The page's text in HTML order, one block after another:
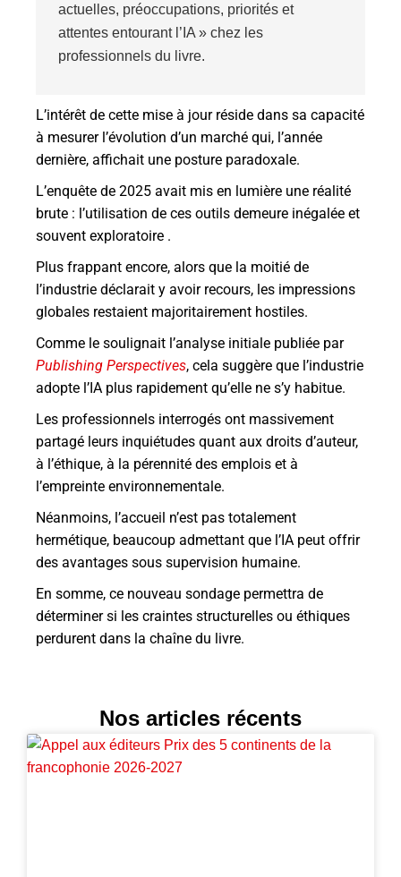
actuelles, préoccupations, priorités et
attentes entourant l’IA » chez les
professionnels du livre.
L’intérêt de cette mise à jour réside dans sa capacité
à mesurer l’évolution d’un marché qui, l’année
dernière, affichait une posture paradoxale.
L’enquête de 2025 avait mis en lumière une réalité
brute : l’utilisation de ces outils demeure inégalée et
souvent exploratoire .
Plus frappant encore, alors que la moitié de
l’industrie déclarait y avoir recours, les impressions
globales restaient majoritairement hostiles.
Comme le soulignait l’analyse initiale publiée par
Publishing Perspectives, cela suggère que l’industrie
adopte l’IA plus rapidement qu’elle ne s’y habitue.
Les professionnels interrogés ont massivement
partagé leurs inquiétudes quant aux droits d’auteur,
à l’éthique, à la pérennité des emplois et à
l’empreinte environnementale.
Néanmoins, l’accueil n’est pas totalement
hermétique, beaucoup admettant que l’IA peut offrir
des avantages sous supervision humaine.
En somme, ce nouveau sondage permettra de
déterminer si les craintes structurelles ou éthiques
perdurent dans la chaîne du livre.
Nos articles récents